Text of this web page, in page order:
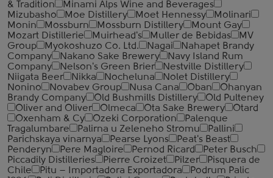
& Tradition
Minami Alps Wine and Beverages
Mizubasho
Moe Distillery Moet Hennessy
Molinari
Monin
Mossburn Mossburn Distillery
Mount Gay
Mozart Distillerie
Muirhead's Muller de Bebidas
MV
Group
Myokoshuzo Co. Ltd. Nagai
Nahapet Brandy
Company
Nakano Sake Brewery
Navy Island Rum
Company
Nelson's Green Brier
Nestville Distillery
Niigata Beer
Nikka Nocheluna
Nolet Distillery
Nonino
Novabev Group Nusa Cana Oban
Ohanyan
Brandy Company
Old Bushmills Distillery
Old Pulteney
Oliver and Oliver
Olmeca Ota Sake Brewery
Otard
Oxenham & Cy
Ozeki Corporation
Palenque
Tragalumbare
Palirna u Zeleneho Stromu
Pallini
Parichskaya vinarnya
Pearse Lyons
Peat's Beast
Penderyn
Pere Magloire Pernod Ricard
Peter Busch
Piccadily Distilleries
Pierre Croizet Pilzer
Pisquera de
Chile
Pitu – Importadora Exportadora
Podrum Palic